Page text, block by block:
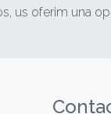
us oferim una